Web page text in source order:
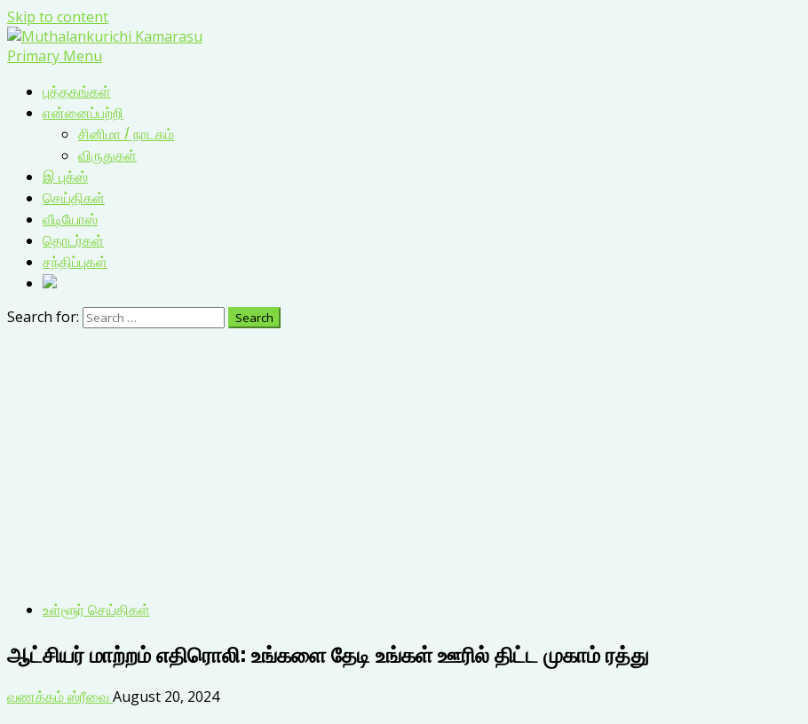
Skip to content
Primary Menu
புத்தகங்கள்
என்னைப்பற்றி
சினிமா / நாடகம்
விருதுகள்
இ புக்ஸ்
செய்திகள்
வீடியோஸ்
தொடர்கள்
சந்திப்புகள்
Search for:
உள்ளூர் செய்திகள்
ஆட்சியர் மாற்றம் எதிரொலி: உங்களை தேடி உங்கள் ஊரில் திட்ட முகாம் ரத்து
வணக்கம் ஸ்ரீவை August 20, 2024